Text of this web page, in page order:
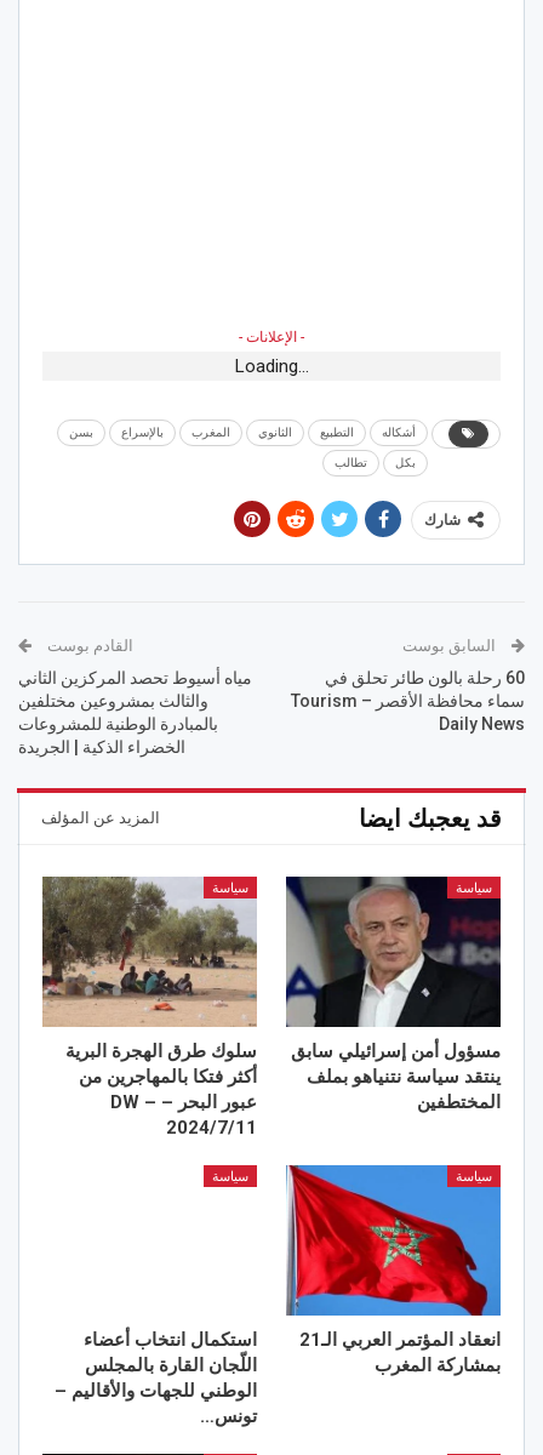
- الإعلانات -
Loading...
أشكاله التطبيع الثانوي المغرب بالإسراع بسن
بكل تطالب
شارك
السابق بوست
60 رحلة بالون طائر تحلق في
سماء محافظة الأقصر – Tourism
Daily News
القادم بوست
مياه أسيوط تحصد المركزين الثاني
والثالث بمشروعين مختلفين
بالمبادرة الوطنية للمشروعات
الخضراء الذكية | الجريدة
قد يعجبك ايضا المزيد عن المؤلف
سياسة
مسؤول أمن إسرائيلي سابق
ينتقد سياسة نتنياهو بملف
المختطفين
سياسة
سلوك طرق الهجرة البرية
أكثر فتكا بالمهاجرين من
عبور البحر – DW –
2024/7/11
سياسة
انعقاد المؤتمر العربي الـ21
بمشاركة المغرب
سياسة
استكمال انتخاب أعضاء
اللّجان القارة بالمجلس
الوطني للجهات والأقاليم –
تونس…